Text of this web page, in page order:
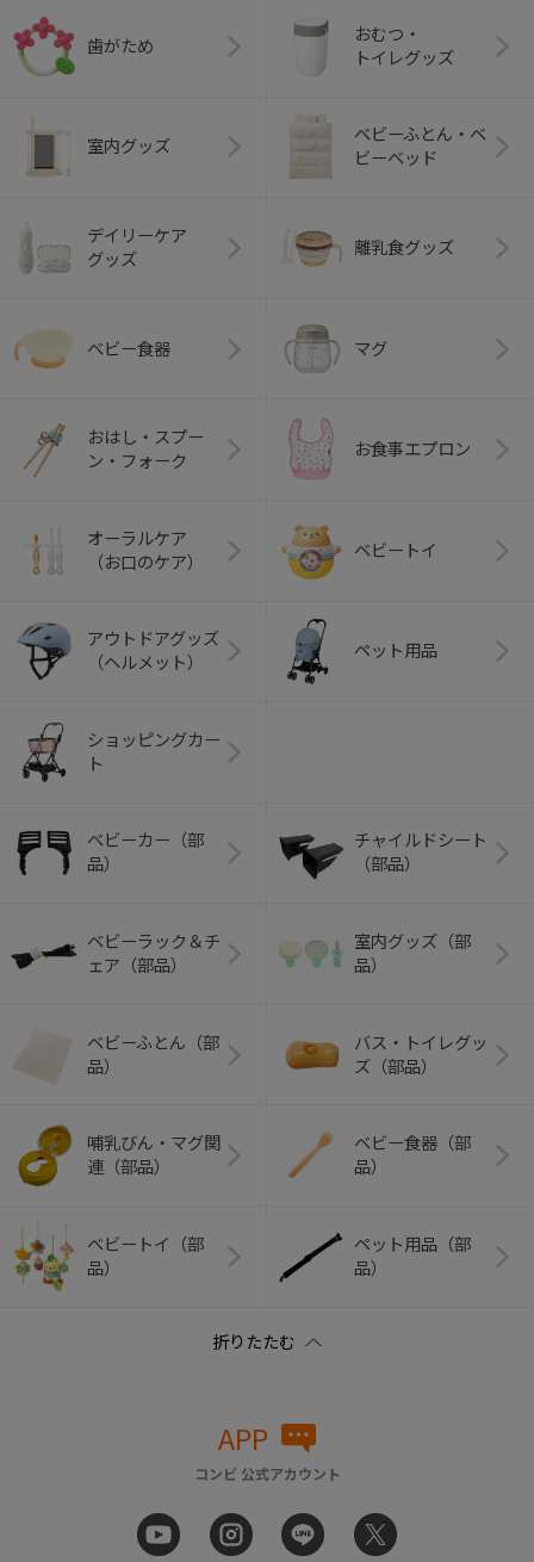
歯がため
おむつ・
トイレグッズ
室内グッズ
ベビーふとん・ベ
ビーベッド
デイリーケア
グッズ
離乳食グッズ
ベビー食器 マグ
おはし・スプー
ン・フォーク
お食事エプロン
オーラルケア
（お口のケア）
ベビートイ
アウトドアグッズ
（ヘルメット）
ペット用品
ショッピングカー
ト
ベビーカー（部
品）
チャイルドシート
（部品）
ベビーラック＆チ
ェア（部品）
室内グッズ（部
品）
ベビーふとん（部
品）
バス・トイレグッ
ズ（部品）
哺乳びん・マグ関
連（部品）
ベビー食器（部
品）
ベビートイ（部
品）
ペット用品（部
品）
APP
コンビ 公式アカウント